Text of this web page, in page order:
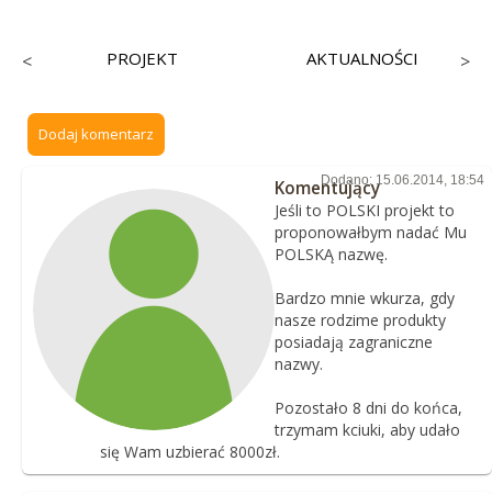
< PROJEKT AKTUALNOŚCI >
Dodaj komentarz
Dodano: 15.06.2014, 18:54
Komentujący
Jeśli to POLSKI projekt to
proponowałbym nadać Mu
POLSKĄ nazwę.
Bardzo mnie wkurza, gdy
nasze rodzime produkty
posiadają zagraniczne
nazwy.
Pozostało 8 dni do końca,
trzymam kciuki, aby udało
się Wam uzbierać 8000zł.